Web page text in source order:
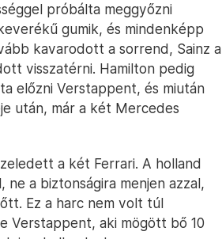
próbálta meggyőzni
gumik, és mindenképp
kavarodott a sorrend, Sainz a
visszatérni. Hamilton pedig
előzni Verstappent, és miután
után, már a két Mercedes
a két Ferrari. A holland
a biztonságira menjen azzal,
Ez a harc nem volt túl
Verstappent, aki mögött bő 10